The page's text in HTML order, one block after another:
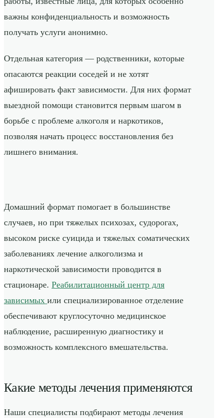
важны конфиденциальность и возможность
получать услуги анонимно.
Отдельная категория — родственники, которые
опасаются реакции соседей и не хотят
афишировать факт зависимости. Для них формат
выездной помощи становится первым шагом в
борьбе с проблеме алкоголя и наркотиков,
позволяя начать процесс восстановления без
лишнего внимания.
Домашний формат помогает в большинстве
случаев, но при тяжелых психозах, судорогах,
высоком риске суицида и тяжелых соматических
заболеваниях лечение алкоголизма и
наркотической зависимости проводится в
стационаре. Реабилитационный центр для
зависимых или специализированное отделение
обеспечивают круглосуточно медицинское
наблюдение, расширенную диагностику и
возможность комплексного вмешательства.
Какие методы лечения применяются
Наши специалисты подбирают методы лечения